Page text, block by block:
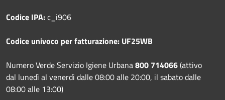
Codice IPA:c_i906
Codice univoco per fatturazione: UF25WB
Numero Verde Servizio Igiene Urbana800 714066(attivo
dal lunedì al venerdì dalle 08:00 alle 20:00, il sabato dalle
08:00 alle 13:00)